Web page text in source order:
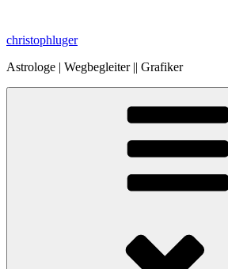
springen
christophluger
Astrologe | Wegbegleiter || Grafiker